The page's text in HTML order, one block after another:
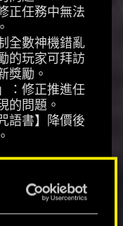
正任務中無法
全數神機錯亂
的玩家可拜訪
獎勵。
：修正推進任
的問題。
語書】降價後